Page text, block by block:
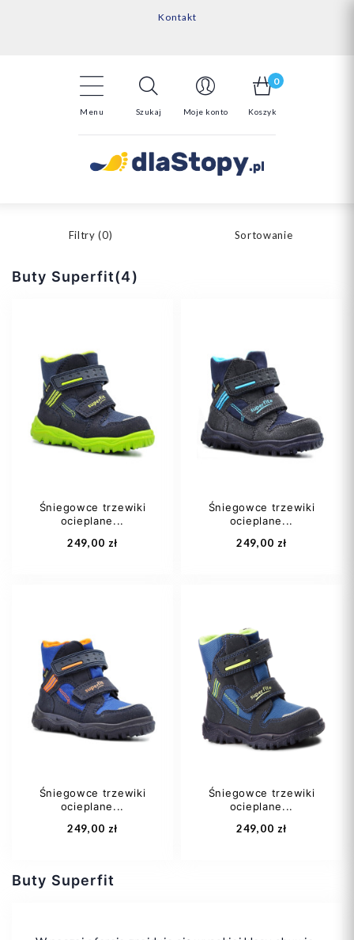
Kontakt
14 Dni na darmowy zwrot*
Menu Szukaj Moje konto
0
Koszyk
Buty Superfit
Filtry (0) Sortowanie
Buty Superfit(4)
Śniegowce trzewiki
ocieplane...
249,00 zł
19 21
Dodaj do koszyka
Śniegowce trzewiki
ocieplane...
249,00 zł
20
Dodaj do koszyka
Śniegowce trzewiki
ocieplane...
249,00 zł
Śniegowce trzewiki
ocieplane...
249,00 zł